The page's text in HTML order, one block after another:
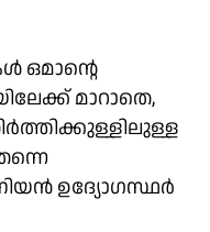
ഒമാന്റെ
മാറാതെ,
ഉദ്യോഗസ്ഥർ